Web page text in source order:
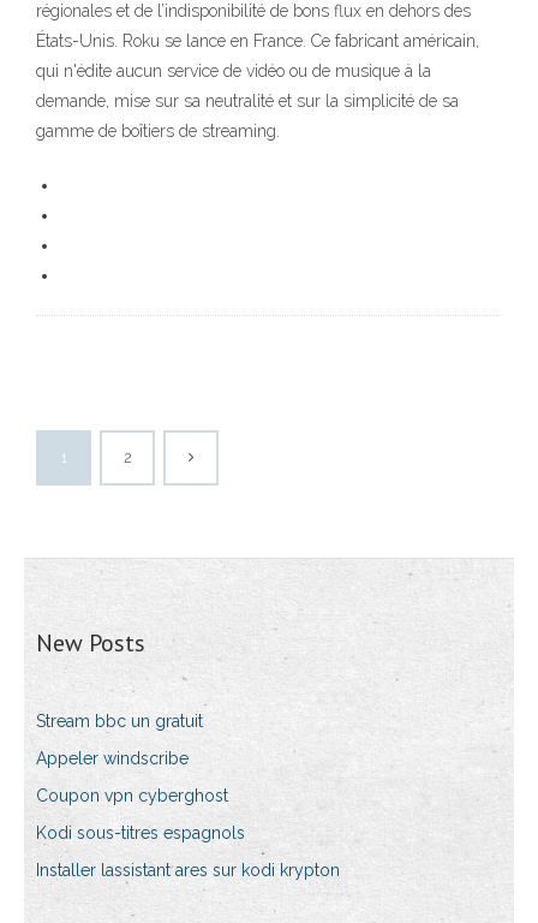
régionales et de l’indisponibilité de bons flux en dehors des
États-Unis. Roku se lance en France. Ce fabricant américain,
qui n'édite aucun service de vidéo ou de musique à la
demande, mise sur sa neutralité et sur la simplicité de sa
gamme de boîtiers de streaming.
1 2
New Posts
Stream bbc un gratuit
Appeler windscribe
Coupon vpn cyberghost
Kodi sous-titres espagnols
Installer lassistant ares sur kodi krypton